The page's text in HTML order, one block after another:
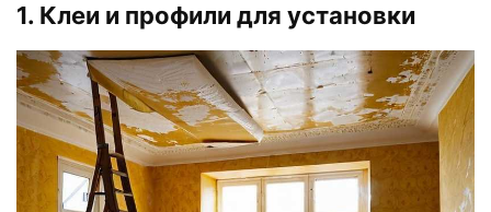
1. Клеи и профили для установки